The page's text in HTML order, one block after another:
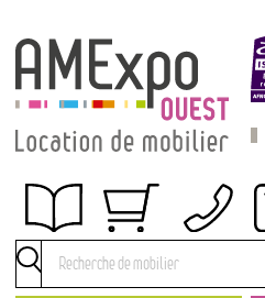
Obtenir un devis
Conditions générales de location
Conditions de règlement